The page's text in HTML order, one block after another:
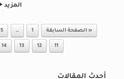
المزيد
Post navigation
« الصفحة السابقة 1
…
5
11
12
13
14
أحدث المقالات